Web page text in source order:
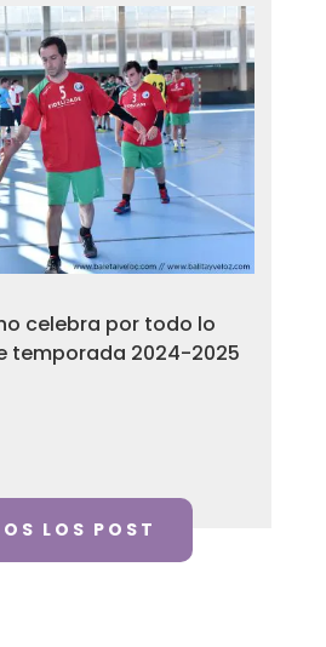
celebra por todo lo
temporada 2024-2025
LOS POST